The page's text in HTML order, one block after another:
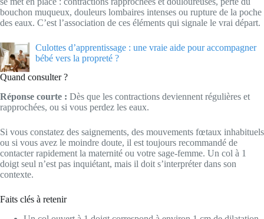
bouchon muqueux, douleurs lombaires intenses ou rupture de la poche
des eaux. C’est l’association de ces éléments qui signale le vrai départ.
Culottes d’apprentissage : une vraie aide pour accompagner
bébé vers la propreté ?
Quand consulter ?
Réponse courte : Dès que les contractions deviennent régulières et
rapprochées, ou si vous perdez les eaux.
Si vous constatez des saignements, des mouvements fœtaux inhabituels
ou si vous avez le moindre doute, il est toujours recommandé de
contacter rapidement la maternité ou votre sage-femme. Un col à 1
doigt seul n’est pas inquiétant, mais il doit s’interpréter dans son
contexte.
Faits clés à retenir